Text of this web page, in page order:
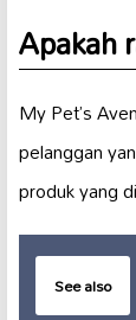
Apakah
My Pet’s
pelanggan
produk yang
See also